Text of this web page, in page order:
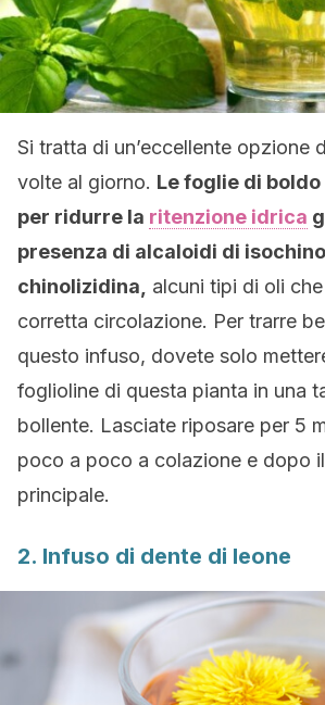
Si tratta di un’eccellente opzione
volte al giorno. Le foglie di
per ridurre la ritenzione idrica
presenza di alcaloidi di
chinolizidina,
alcuni tipi di oli
corretta circolazione. Per trarre
questo infuso, dovete solo
foglioline di questa pianta in una
bollente. Lasciate riposare per 5
poco a poco a colazione e dopo
principale.
2. Infuso di dente di leone